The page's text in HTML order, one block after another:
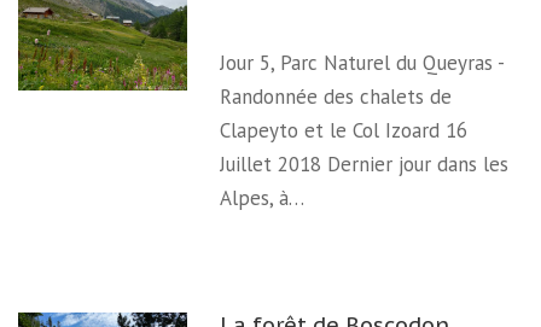
Jour 5, Parc Naturel du Queyras -
Randonnée des chalets de
Clapeyto et le Col Izoard 16
Juillet 2018 Dernier jour dans les
Alpes, à…